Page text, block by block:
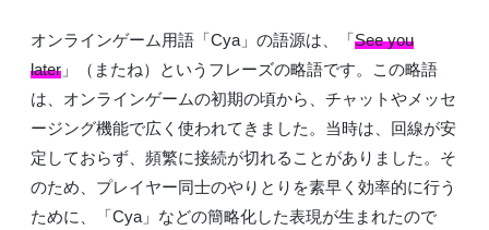
オンラインゲーム用語「Cya」の語源は、「See you
later 」（またね）というフレーズの略語です。この略語
は、オンラインゲームの初期の頃から、チャットやメッセ
ージング機能で広く使われてきました。当時は、回線が安
定しておらず、頻繁に接続が切れることがありました。そ
のため、プレイヤー同士のやりとりを素早く効率的に行う
ために、「Cya」などの簡略化した表現が生まれたので